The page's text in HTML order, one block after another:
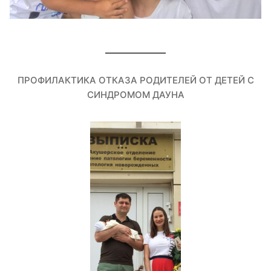
ПРОФИЛАКТИКА ОТКАЗА РОДИТЕЛЕЙ ОТ ДЕТЕЙ С
СИНДРОМОМ ДАУНА